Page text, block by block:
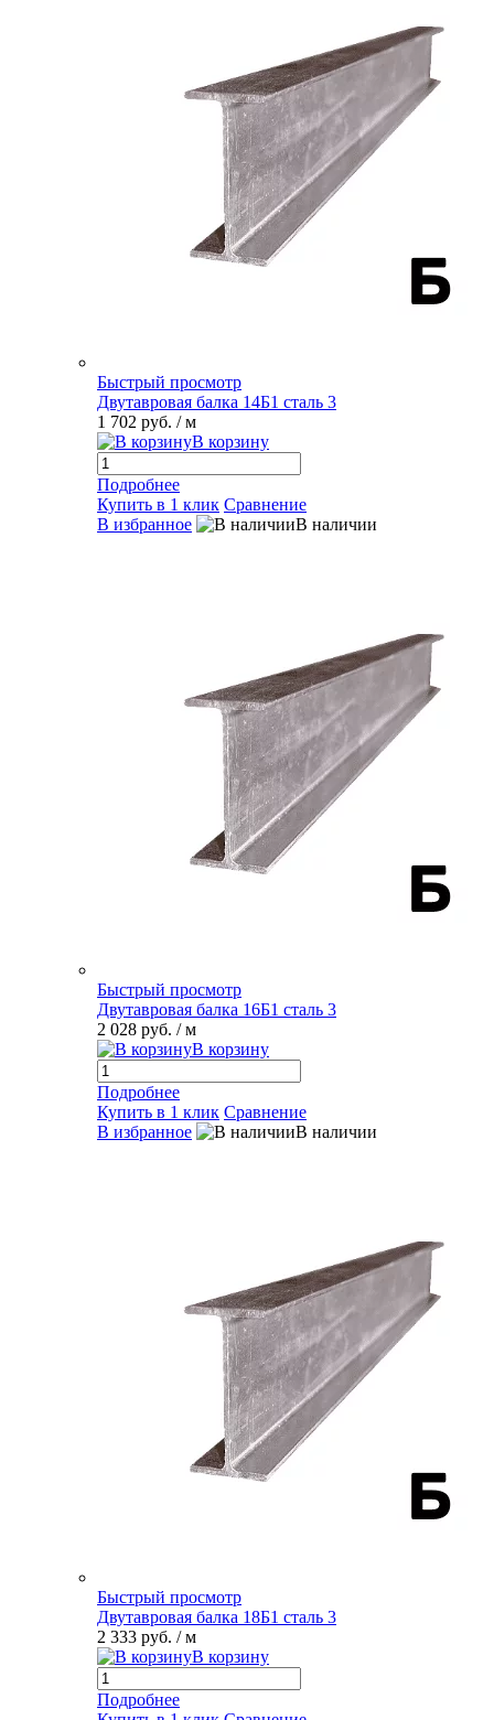
Быстрый просмотр
Двутавровая балка 14Б1 сталь 3
1 702 руб. / м
В корзину
Подробнее
Купить в 1 клик Сравнение
В избранное
В наличии
Быстрый просмотр
Двутавровая балка 16Б1 сталь 3
2 028 руб. / м
В корзину
Подробнее
Купить в 1 клик Сравнение
В избранное
В наличии
Быстрый просмотр
Двутавровая балка 18Б1 сталь 3
2 333 руб. / м
В корзину
Подробнее